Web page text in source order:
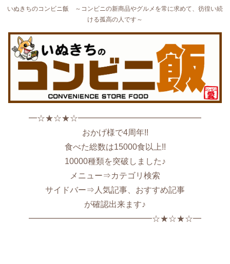
いぬきちのコンビニ飯 ～コンビニの新商品やグルメを常に求めて、彷徨い続
ける孤高の人です～
━☆★☆★☆━━━━━━━━━━━━━━━
おかげ様で4周年!!
食べた総数は15000食以上!!
10000種類を突破しました♪
メニュー⇒カテゴリ検索
サイドバー⇒人気記事、おすすめ記事
が確認出来ます♪
━━━━━━━━━━━━━━━☆★☆★☆━